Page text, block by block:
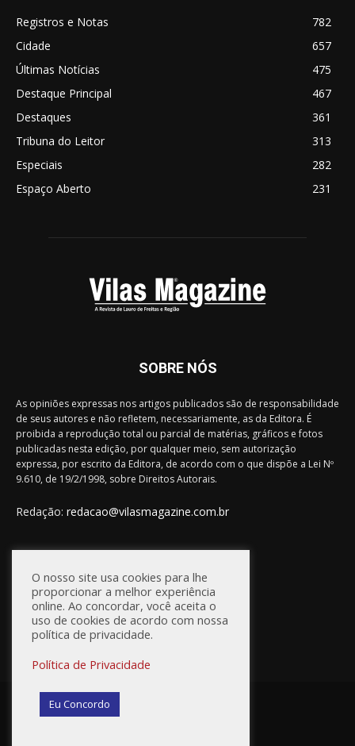
Registros e Notas
782
Cidade
657
Últimas Notícias
475
Destaque Principal
467
Destaques
361
Tribuna do Leitor
313
Especiais
282
Espaço Aberto
231
SOBRE NÓS
As opiniões expressas nos artigos publicados são de responsabilidade
de seus autores e não refletem, necessariamente, as da Editora. É
proibida a reprodução total ou parcial de matérias, gráficos e fotos
publicadas nesta edição, por qualquer meio, sem autorização
expressa, por escrito da Editora, de acordo com o que dispõe a Lei Nº
9.610, de 19/2/1998, sobre Direitos Autorais.
Redação: redacao@vilasmagazine.com.br
FIQUE CONECTADO
© Vilas Magazine / Site Desenvolvido por:
O nosso site usa cookies para lhe
proporcionar a melhor experiência
online. Ao concordar, você aceita o
uso de cookies de acordo com nossa
política de privacidade.
Política de Privacidade
Eu Concordo